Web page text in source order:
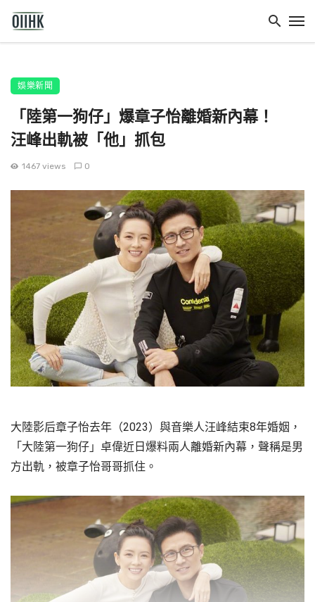
娛樂新聞
「陸第一狗仔」爆章子怡離婚新內幕！
汪峰出軌被「他」抓包
1467 views 0
大陸影后章子怡去年（2023）與音樂人汪峰結束8年婚姻，
「大陸第一狗仔」卓偉近日爆料兩人離婚新內幕，聲稱是男
方出軌，被章子怡哥哥抓住。